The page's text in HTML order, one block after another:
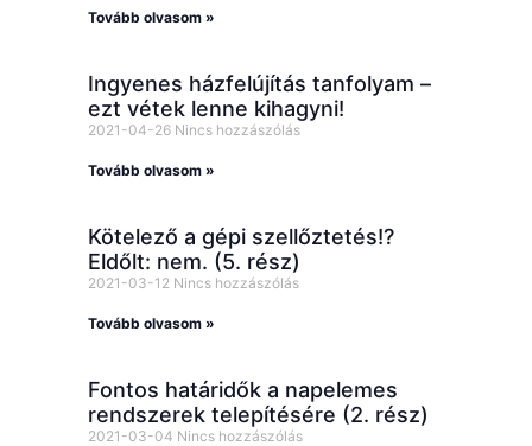
Tovább olvasom »
Ingyenes házfelújítás tanfolyam –
ezt vétek lenne kihagyni!
2021-04-26 Nincs hozzászólás
Tovább olvasom »
Kötelező a gépi szellőztetés!?
Eldőlt: nem. (5. rész)
2021-03-12 Nincs hozzászólás
Tovább olvasom »
Fontos határidők a napelemes
rendszerek telepítésére (2. rész)
2021-03-04 Nincs hozzászólás